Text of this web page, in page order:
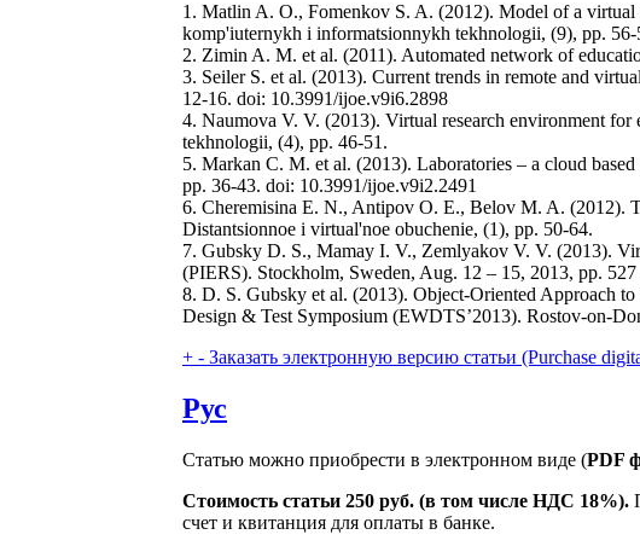
1. Matlin A. O., Fomenkov S. A. (2012). Model of a
komp'iuternykh i informatsionnykh tekhnologii, (9), pp. 56-
2. Zimin A. M. et al. (2011). Automated network of
3. Seiler S. et al. (2013). Current trends in remote and
12-16. doi: 10.3991/ijoe.v9i6.2898
4. Naumova V. V. (2013). Virtual research environment
tekhnologii, (4), pp. 46-51.
5. Markan C. M. et al. (2013). Laboratories – a cloud
pp. 36-43. doi: 10.3991/ijoe.v9i2.2491
6. Cheremisina E. N., Antipov O. E., Belov M. A. (2012).
Distantsionnoe i virtual'noe obuchenie, (1), pp. 50-64.
7. Gubsky D. S., Mamay I. V., Zemlyakov V. V. (2013).
(PIERS). Stockholm, Sweden, Aug. 12 – 15, 2013, pp. 527
8. D. S. Gubsky et al. (2013). Object-Oriented Approach
Design & Test Symposium (EWDTS’2013). Rostov-on-
+ - Заказать электронную версию статьи (Purchase
Рус
Статью можно приобрести в электронном виде (PDF
Стоимость статьи 250 руб. (в том числе НДС 18%).
счет и квитанция для оплаты в банке.